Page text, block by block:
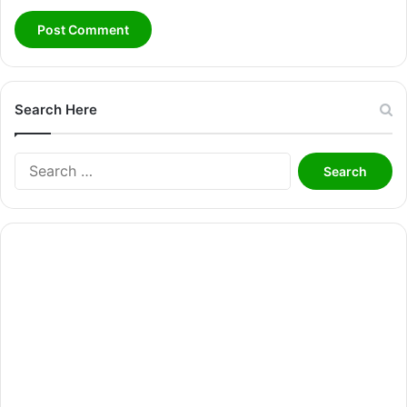
Search Here
Search
for: